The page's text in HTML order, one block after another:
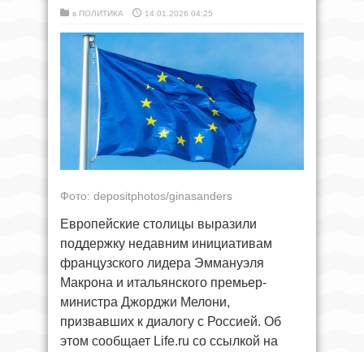
в ПОЛИТИКА 14.01.2026 04:25
Фото: depositphotos/ginasanders
Европейские столицы выразили
поддержку недавним инициативам
французского лидера Эммануэля
Макрона и итальянского премьер-
министра Джорджи Мелони,
призвавших к диалогу с Россией. Об
этом сообщает Life.ru со ссылкой на